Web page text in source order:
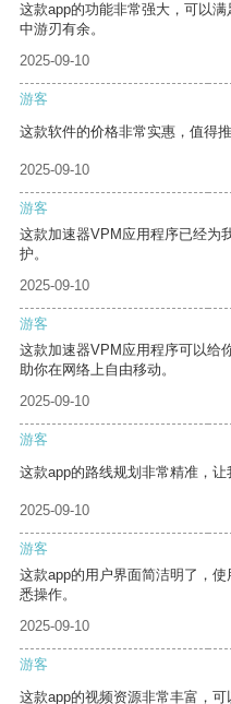
这款app的功能非常强大，可以
中游刃有余。
2025-09-10
游客
这款软件的价格非常实惠，值得推
2025-09-10
游客
这款加速器VPM应用程序已经为
护。
2025-09-10
游客
这款加速器VPM应用程序可以给
助你在网络上自由移动。
2025-09-10
游客
这款app的路线规划非常精准，让
2025-09-10
游客
这款app的用户界面简洁明了，
悉操作。
2025-09-10
游客
这款app的视频资源非常丰富，可